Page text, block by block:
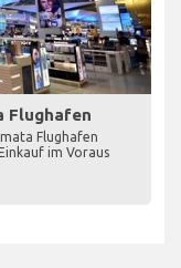
Flughafen
Flughafen
im Voraus